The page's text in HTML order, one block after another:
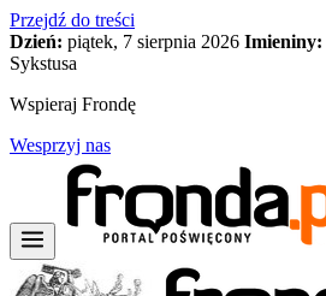
Przejdź do treści
Dzień: piątek, 7 sierpnia 2026 Imieniny:
Sykstusa
Wspieraj Frondę
Wesprzyj nas